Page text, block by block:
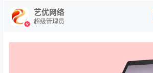
艺优网络
超级管理员